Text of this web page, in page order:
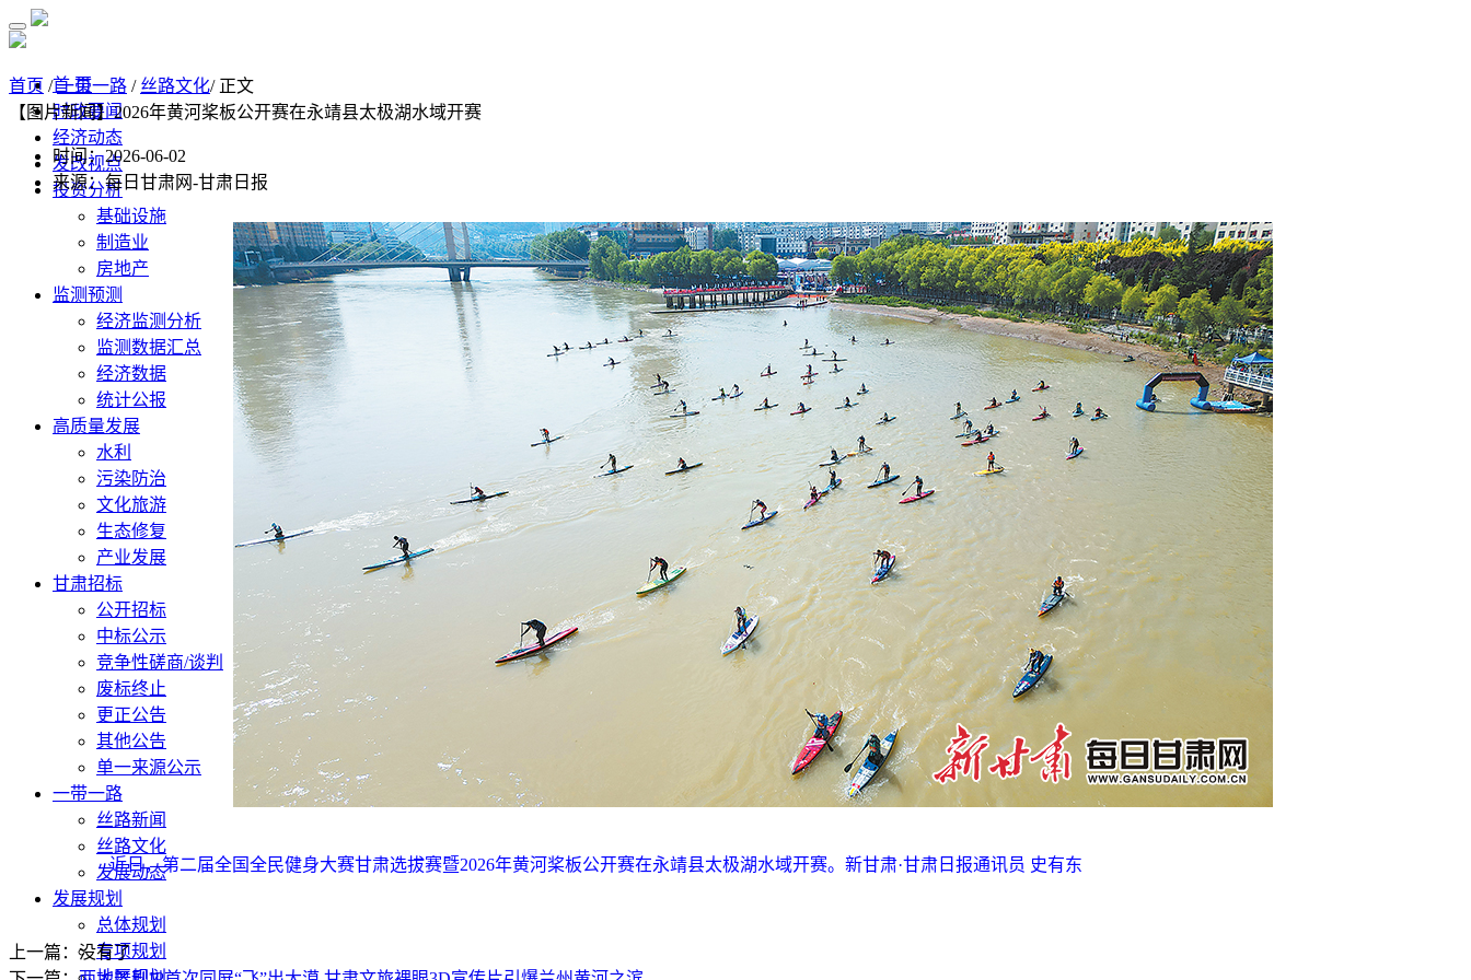
首 页
时政要闻
经济动态
发改视点
投资分析
基础设施
制造业
房地产
监测预测
经济监测分析
监测数据汇总
经济数据
统计公报
高质量发展
水利
污染防治
文化旅游
生态修复
产业发展
甘肃招标
公开招标
中标公示
竞争性磋商/谈判
废标终止
更正公告
其他公告
单一来源公示
一带一路
丝路新闻
丝路文化
发展动态
发展规划
总体规划
专项规划
首页 /一带一路 / 丝路文化/ 正文
【图片新闻】2026年黄河桨板公开赛在永靖县太极湖水域开赛
时间：2026-06-02
来源：每日甘肃网-甘肃日报
近日，第二届全国全民健身大赛甘肃选拔赛暨2026年黄河桨板公开赛在永靖县太极湖水域开赛。新甘肃·甘肃日报通讯员 史有东
上一篇：没有了